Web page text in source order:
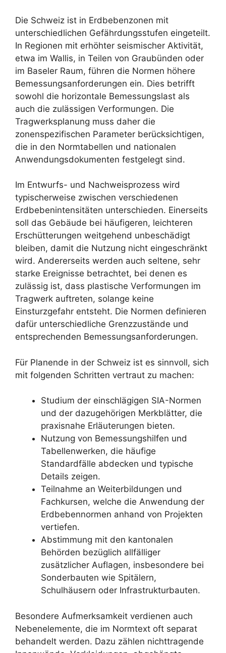
Die Schweiz ist in Erdbebenzonen mit
unterschiedlichen Gefährdungsstufen eingeteilt.
In Regionen mit erhöhter seismischer Aktivität,
etwa im Wallis, in Teilen von Graubünden oder
im Baseler Raum, führen die Normen höhere
Bemessungsanforderungen ein. Dies betrifft
sowohl die horizontale Bemessungslast als
auch die zulässigen Verformungen. Die
Tragwerksplanung muss daher die
zonenspezifischen Parameter berücksichtigen,
die in den Normtabellen und nationalen
Anwendungsdokumenten festgelegt sind.
Im Entwurfs- und Nachweisprozess wird
typischerweise zwischen verschiedenen
Erdbebenintensitäten unterschieden. Einerseits
soll das Gebäude bei häufigeren, leichteren
Erschütterungen weitgehend unbeschädigt
bleiben, damit die Nutzung nicht eingeschränkt
wird. Andererseits werden auch seltene, sehr
starke Ereignisse betrachtet, bei denen es
zulässig ist, dass plastische Verformungen im
Tragwerk auftreten, solange keine
Einsturzgefahr entsteht. Die Normen definieren
dafür unterschiedliche Grenzzustände und
entsprechenden Bemessungsanforderungen.
Für Planende in der Schweiz ist es sinnvoll, sich
mit folgenden Schritten vertraut zu machen:
Studium der einschlägigen SIA-Normen
und der dazugehörigen Merkblätter, die
praxisnahe Erläuterungen bieten.
Nutzung von Bemessungshilfen und
Tabellenwerken, die häufige
Standardfälle abdecken und typische
Details zeigen.
Teilnahme an Weiterbildungen und
Fachkursen, welche die Anwendung der
Erdbebennormen anhand von Projekten
vertiefen.
Abstimmung mit den kantonalen
Behörden bezüglich allfälliger
zusätzlicher Auflagen, insbesondere bei
Sonderbauten wie Spitälern,
Schulhäusern oder Infrastrukturbauten.
Besondere Aufmerksamkeit verdienen auch
Nebenelemente, die im Normtext oft separat
behandelt werden. Dazu zählen nichttragende